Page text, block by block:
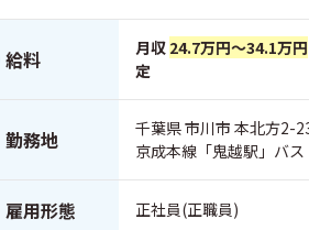
給料 月収 24.7万円～34.1万円
定
勤務地
千葉県 市川市 本北方2-
京成本線「鬼越駅」バ
雇用形態 正社員(正職員)